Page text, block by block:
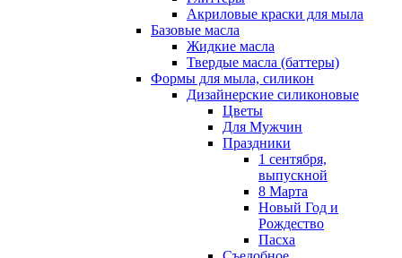
Акриловые краски для мыла
Базовые масла
Жидкие масла
Твердые масла (баттеры)
Формы для мыла, силикон
Дизайнерские силиконовые
Цветы
Для Мужчин
Праздники
1 сентября,
выпускной
8 Марта
Новый Год и
Рождество
Пасха